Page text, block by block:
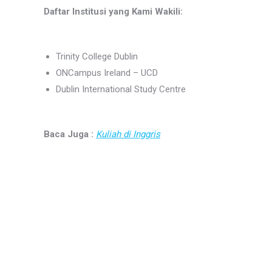
Daftar Institusi yang Kami Wakili:
Trinity College Dublin
ONCampus Ireland – UCD
Dublin International Study Centre
Baca Juga : Kuliah di Inggris